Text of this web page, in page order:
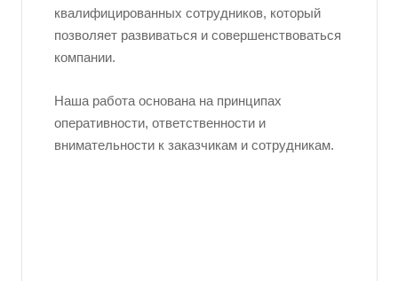
квалифицированных сотрудников, который
позволяет развиваться и совершенствоваться
компании.
Наша работа основана на принципах
оперативности, ответственности и
внимательности к заказчикам и сотрудникам.